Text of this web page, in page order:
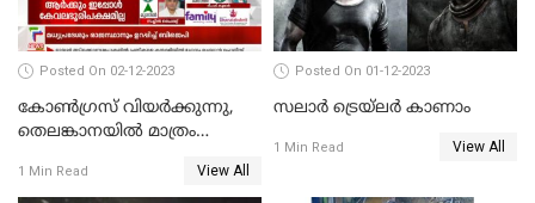
Posted On 02-12-2023
കോണ്‍ഗ്രസ് വിയര്‍ക്കുന്നു,
തെലങ്കാനയില്‍ മാത്രം
1 Min Read View All
Posted On 01-12-2023
സലാര്‍ ട്രെയ്‌ലർ കാണാം
1 Min Read View All